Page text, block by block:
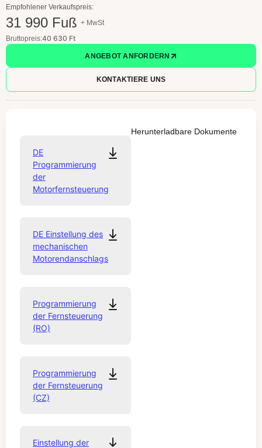
Empfohlener Verkaufspreis:
31 990 Fuß + MwSt
Bruttopreis:40 630 Ft
ANGEBOT ANFORDERN
KONTAKTIERE UNS
Herunterladbare Dokumente
DE
Programmierung
der
Motorfernsteuerung
DE Einstellung des
mechanischen
Motorendanschlags
Programmierung
der Fernsteuerung
(RO)
Programmierung
der Fernsteuerung
(CZ)
Einstellung der